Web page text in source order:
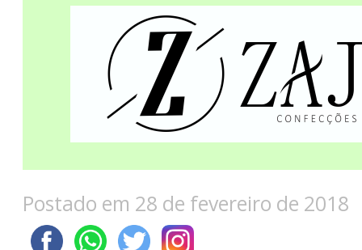
Postado em 28 de fevereiro de 2018